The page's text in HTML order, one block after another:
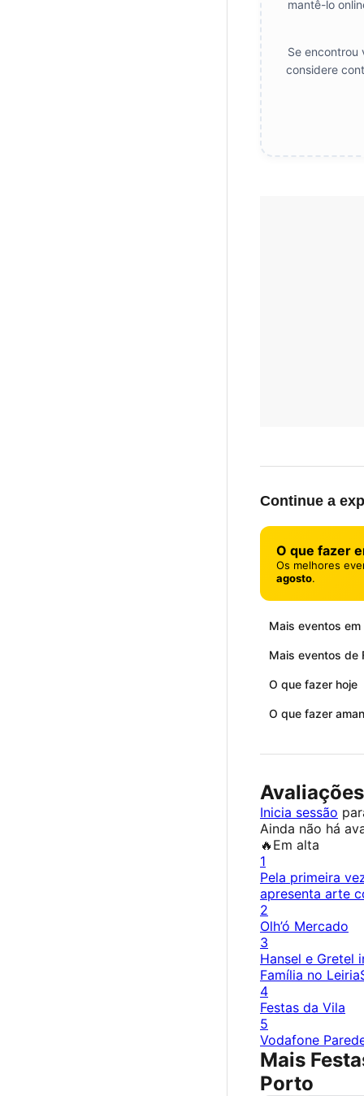
mantê-lo
Se encontrou
considere
Continue a
O que fazer
Os melhores
agosto.
Mais eventos em
Mais eventos de
O que fazer hoje
O que fazer
Avaliações
Inicia sessão
Ainda não há
🔥 Em alta
1
Pela primeira
apresenta arte
2
Olh’ó Mercado
3
Hansel e Gretel
Família no
4
Festas da Vila
5
Vodafone
Mais
Porto